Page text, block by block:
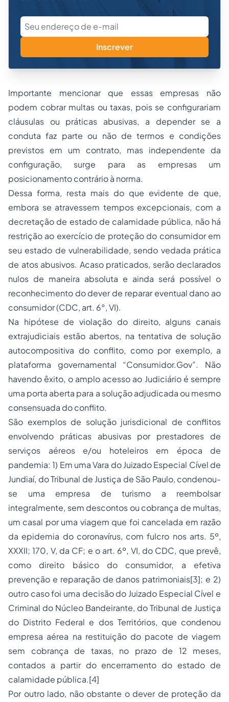
Inscrever
Importante mencionar que essas empresas não
podem cobrar multas ou taxas, pois se configurariam
cláusulas ou práticas abusivas, a depender se a
conduta faz parte ou não de termos e condições
previstos em um contrato, mas independente da
configuração, surge para as empresas um
posicionamento contrário à norma.
Dessa forma, resta mais do que evidente de que,
embora se atravessem tempos excepcionais, com a
decretação de estado de calamidade pública, não há
restrição ao exercício de proteção do consumidor em
seu estado de vulnerabilidade, sendo vedada prática
de atos abusivos. Acaso praticados, serão declarados
nulos de maneira absoluta e ainda será possível o
reconhecimento do dever de reparar eventual dano ao
consumidor (CDC, art. 6°, VI).
Na hipótese de violação do direito, alguns canais
extrajudiciais estão abertos, na tentativa de solução
autocompositiva do conflito, como por exemplo, a
plataforma governamental “Consumidor.Gov”. Não
havendo êxito, o amplo acesso ao Judiciário é sempre
uma porta aberta para a solução adjudicada ou mesmo
consensuada do conflito.
São exemplos de solução jurisdicional de conflitos
envolvendo práticas abusivas por prestadores de
serviços aéreos e/ou hoteleiros em época de
pandemia: 1) Em uma Vara do Juizado Especial Cível de
Jundiaí, do Tribunal de Justiça de São Paulo, condenou-
se uma empresa de turismo a reembolsar
integralmente, sem descontos ou cobrança de multas,
um casal por uma viagem que foi cancelada em razão
da epidemia do coronavírus, com fulcro nos arts. 5º,
XXXII; 170, V, da CF; e o art. 6º, VI, do CDC, que prevê,
como direito básico do consumidor, a efetiva
prevenção e reparação de danos patrimoniais[3]; e 2)
outro caso foi uma decisão do Juizado Especial Cível e
Criminal do Núcleo Bandeirante, do Tribunal de Justiça
do Distrito Federal e dos Territórios, que condenou
empresa aérea na restituição do pacote de viagem
sem cobrança de taxas, no prazo de 12 meses,
contados a partir do encerramento do estado de
calamidade pública.[4]
Por outro lado, não obstante o dever de proteção da